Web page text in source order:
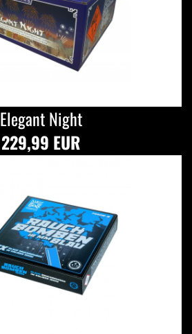
Elegant Night
229,99 EUR